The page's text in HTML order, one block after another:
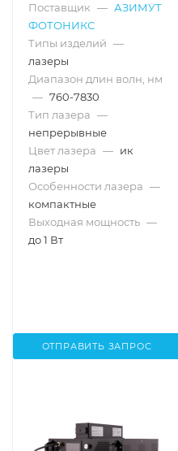
Поставщик — АЗИМУТ
ФОТОНИКС
Типы изделий —
лазеры
Диапазон длин волн, нм
— 760-7830
Тип лазера —
непрерывные
Цвет лазера — ик
лазеры
Особенности лазера —
компактные
Выходная мощность —
до 1 Вт
ОТПРАВИТЬ ЗАПРОС